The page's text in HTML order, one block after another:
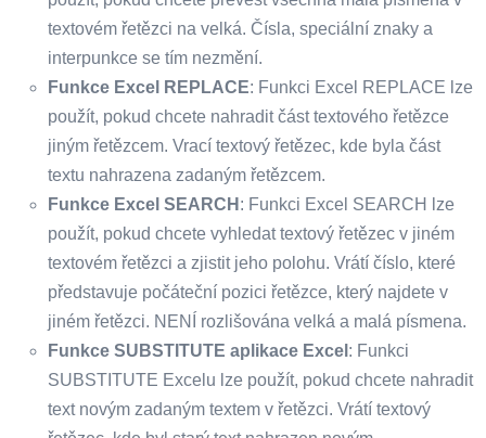
textovém řetězci na velká. Čísla, speciální znaky a
interpunkce se tím nezmění.
Funkce Excel REPLACE: Funkci Excel REPLACE lze
použít, pokud chcete nahradit část textového řetězce
jiným řetězcem. Vrací textový řetězec, kde byla část
textu nahrazena zadaným řetězcem.
Funkce Excel SEARCH : Funkci Excel SEARCH lze
použít, pokud chcete vyhledat textový řetězec v jiném
textovém řetězci a zjistit jeho polohu. Vrátí číslo, které
představuje počáteční pozici řetězce, který najdete v
jiném řetězci. NENÍ rozlišována velká a malá písmena.
Funkce SUBSTITUTE aplikace Excel : Funkci
SUBSTITUTE Excelu lze použít, pokud chcete nahradit
text novým zadaným textem v řetězci. Vrátí textový